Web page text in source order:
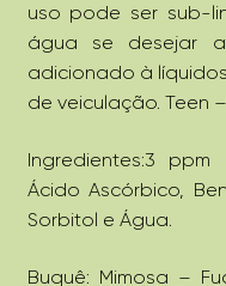
uso pode ser sub-
água se desejar
adicionado à
de veiculação. Teen
Ingredientes:3
Ácido Ascórbico,
Sorbitol e Água.
Buquê: Mimosa –